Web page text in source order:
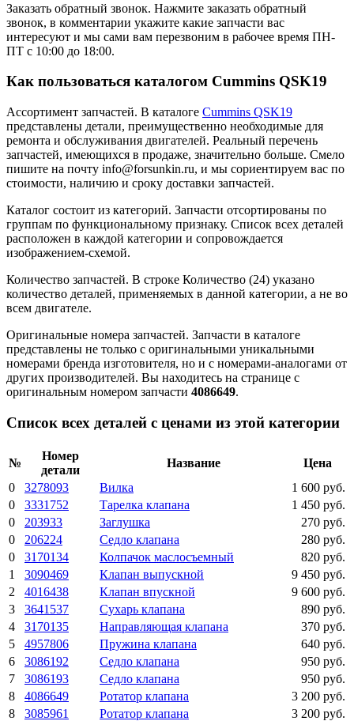
Заказать обратный звонок. Нажмите заказать обратный
звонок, в комментарии укажите какие запчасти вас
интересуют и мы сами вам перезвоним в рабочее время ПН-
ПТ с 10:00 до 18:00.
Как пользоваться каталогом Cummins QSK19
Ассортимент запчастей. В каталоге Cummins QSK19
представлены детали, преимущественно необходимые для
ремонта и обслуживания двигателей. Реальный перечень
запчастей, имеющихся в продаже, значительно больше. Смело
пишите на почту info@forsunkin.ru, и мы сориентируем вас по
стоимости, наличию и сроку доставки запчастей.
Каталог состоит из категорий. Запчасти отсортированы по
группам по функциональному признаку. Список всех деталей
расположен в каждой категории и сопровождается
изображением-схемой.
Количество запчастей. В строке Количество (24) указано
количество деталей, применяемых в данной категории, а не во
всем двигателе.
Оригинальные номера запчастей. Запчасти в каталоге
представлены не только с оригинальными уникальными
номерами бренда изготовителя, но и с номерами-аналогами от
других производителей. Вы находитесь на странице с
оригинальным номером запчасти 4086649.
Список всех деталей с ценами из этой категории
№
Номер
детали
Название
Цена
0
3278093 Вилка
1 600 руб.
0
3331752 Тарелка клапана
1 450 руб.
0
203933 Заглушка
270 руб.
0
206224 Седло клапана
280 руб.
0
3170134 Колпачок маслосъемный
820 руб.
1
3090469 Клапан выпускной
9 450 руб.
2
4016438 Клапан впускной
9 600 руб.
3
3641537 Сухарь клапана
890 руб.
4
3170135 Направляющая клапана
370 руб.
5
4957806 Пружина клапана
640 руб.
6
3086192 Седло клапана
950 руб.
7
3086193 Седло клапана
950 руб.
8
4086649 Ротатор клапана
3 200 руб.
8
3085961 Ротатор клапана
3 200 руб.